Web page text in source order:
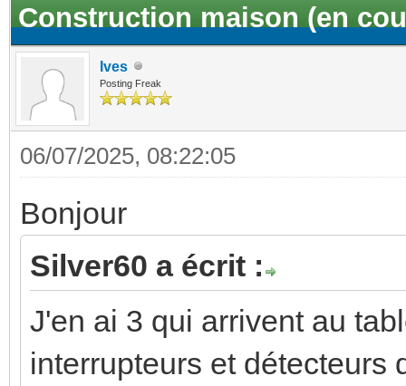
Construction maison (en
Ives
Posting Freak
06/07/2025, 08:22:05
Bonjour
Silver60 a écrit :
J'en ai 3 qui arrivent au
interrupteurs et détecteurs